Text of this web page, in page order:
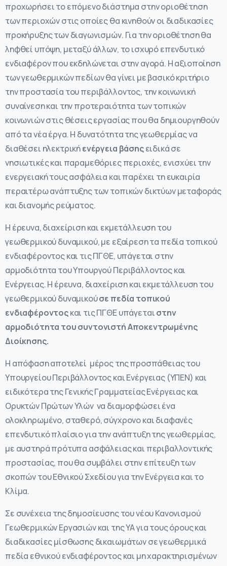
προχωρήσει το επόμενο διάστημα στην οριοθέτηση
των περιοχών στις οποίες θα κινηθούν οι διαδικασίες
προκήρυξης των διαγωνισμών. Για την οριοθέτηση θα
ληφθεί υπόψη, μεταξύ άλλων, το ισχυρό επενδυτικό
ενδιαφέρον που εκδηλώνεται στην αγορά. Η αξιοποίηση
των γεωθερμικών πεδίων θα γίνει με βασικό κριτήριο
την προστασία του περιβάλλοντος, την κοινωνική
συναίνεση και την προτεραιότητα των τοπικών
κοινωνιών στις θέσεις εργασίας που θα δημιουργηθούν
από τα νέα έργα. Η δυνατότητα της γεωθερμίας να
διαθέσει ηλεκτρικήενέργεια βάσηςειδικά σε
νησιωτικές και παραμεθόριες περιοχές, ενισχύει την
ενεργειακή τους ασφάλεια και παρέχει τη ευκαιρία
περαιτέρω ανάπτυξης των τοπικών δικτύων μεταφοράς
και διανομής ρεύματος.
Η έρευνα, διαχείριση και εκμετάλλευση του
γεωθερμικού δυναμικού, με εξαίρεση τα πεδία τοπικού
ενδιαφέροντος και τις ΠΓΘΕ, υπάγεται στην
αρμοδιότητα του Υπουργού Περιβάλλοντος και
Ενέργειας. Η έρευνα, διαχείριση και εκμετάλλευση του
γεωθερμικού δυναμικούσε πεδία τοπικού
ενδιαφέροντοςκαι τις ΠΓΘΕ υπάγεταιστην
αρμοδιότητα του συντονιστή Αποκεντρωμένης
Διοίκησης.
Η απόφαση αποτελεί μέρος της προσπάθειας του
Υπουργείου Περιβάλλοντος και Ενέργειας (ΥΠΕΝ) και
ειδικότερα της Γενικής Γραμματείας Ενέργειας και
Ορυκτών Πρώτων Υλών να διαμορφώσει ένα
ολοκληρωμένο, σταθερό, σύγχρονο και διαφανές
επενδυτικό πλαίσιο για την ανάπτυξη της γεωθερμίας,
με αυστηρά πρότυπα ασφάλειας και περιβαλλοντικής
προστασίας, που θα συμβάλει στην επίτευξη των
σκοπών του Εθνικού Σχεδίου για την Ενέργεια και το
Κλίμα.
Σε συνέχεια της δημοσίευσης του νέου Κανονισμού
Γεωθερμικών Εργασιών και της ΥΑ για τους όρους και
διαδικασίες μίσθωσης δικαιωμάτων σε γεωθερμικά
πεδία εθνικού ενδιαφέροντος και μη χαρακτηρισμένων